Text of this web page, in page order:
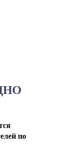
по